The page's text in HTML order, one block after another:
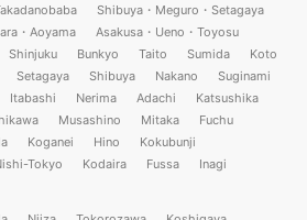
Shibuya・Meguro・Setagaya
・Aoyama
Asakusa・Ueno・Toyosu
Shinjuku Bunkyo Taito Sumida
Koto
Setagaya Shibuya Nakano
Suginami
Itabashi Nerima Adachi
Katsushika
Musashino Mitaka
Fuchu
Koganei Hino
Kokubunji
Tokyo Kodaira Fussa Inagi